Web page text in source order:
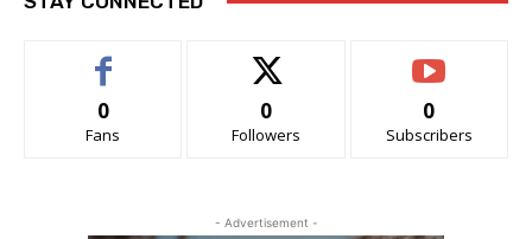
0
Fans
0
Followers
0
Subscribers
- Advertisement -